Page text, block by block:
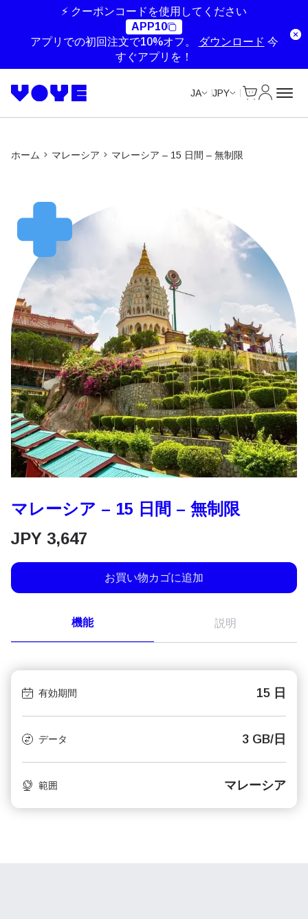
⚡ クーポンコードを使用してください
APP10
アプリでの初回注文で10%オフ。
ダウンロード 今
すぐアプリを！
JA JPY
ホーム マレーシア マレーシア – 15 日間 – 無制限
マレーシア – 15 日間 – 無制限
JPY 3,647
お買い物カゴに追加
機能 説明
有効期間 15 日
データ 3 GB/日
範囲 マレーシア
Unlimited Data
Unlimited Data
Unlimited Data
Unlimited Data